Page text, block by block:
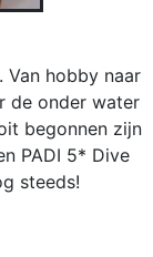
Van hobby naar
de onder water
begonnen zijn
PADI 5* Dive
steeds!